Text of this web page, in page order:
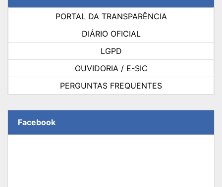
PORTAL DA TRANSPARÊNCIA
DIÁRIO OFICIAL
LGPD
OUVIDORIA / E-SIC
PERGUNTAS FREQUENTES
Facebook